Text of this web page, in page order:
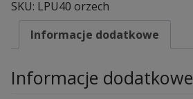
SKU: LPU40 orzech
Informacje dodatkowe
Informacje dodatkowe